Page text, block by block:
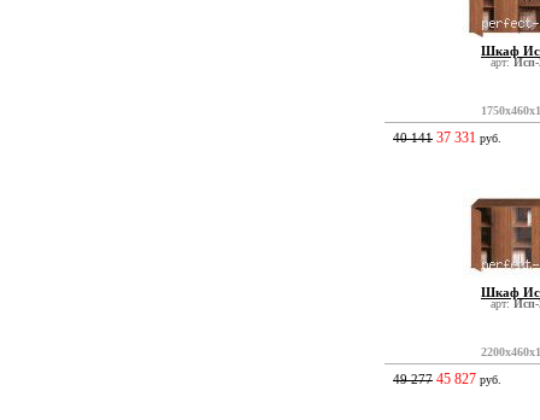
арт:Исп-
Шкаф
арт:Исп-
40 141 37 331 руб.
Шкаф
49 277 45 827 руб.